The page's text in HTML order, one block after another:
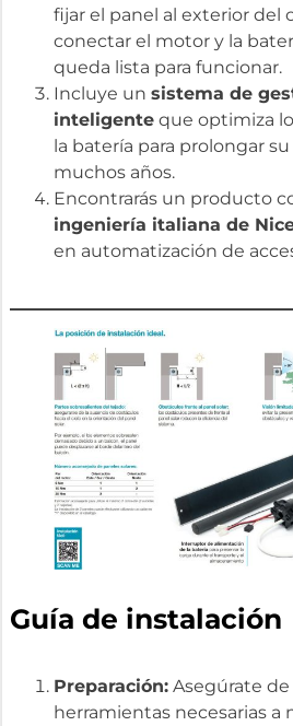
fijar el panel al exterior del
conectar el motor y la
queda lista para funcionar.
Incluye unsistema de
inteligente que optimiza
la batería para prolongar
muchos años.
Encontrarás un producto
ingeniería italiana de
en automatización de
Guía de instalación
Preparación: Asegúrate
herramientas necesarias a